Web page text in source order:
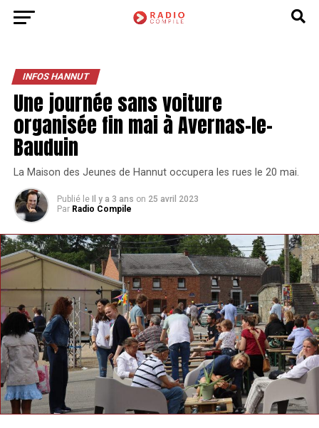
INFOS HANNUT
Une journée sans voiture
organisée fin mai à Avernas-le-
Bauduin
La Maison des Jeunes de Hannut occupera les rues le 20 mai.
Publié le Il y a 3 ans on 25 avril 2023
Par Radio Compile